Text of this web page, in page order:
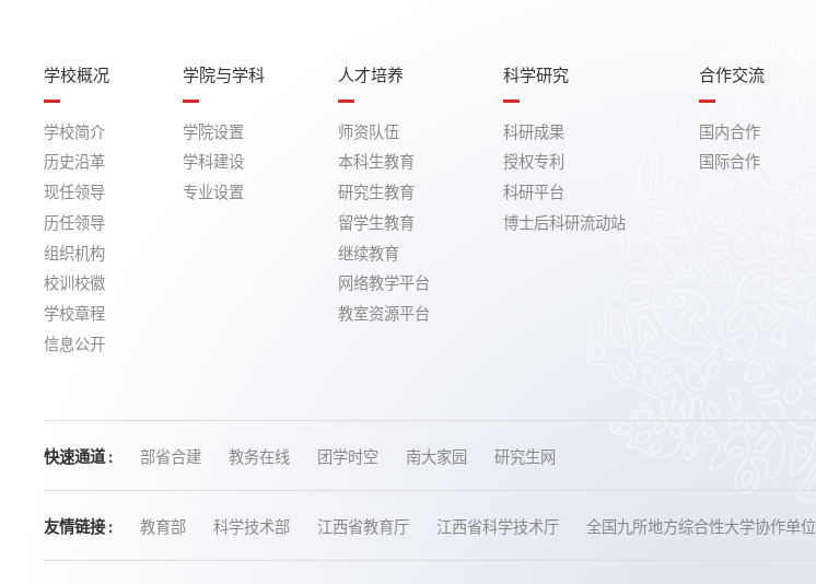
学校概况
学校简介
历史沿革
现任领导
历任领导
组织机构
校训校徽
学校章程
信息公开
学院与学科
学院设置
学科建设
专业设置
人才培养
师资队伍
本科生教育
研究生教育
留学生教育
继续教育
网络教学平台
教室资源平台
科学研究
科研成果
授权专利
科研平台
博士后科研流动站
合作交流
国内合作
国际合作
快速通道 : 部省合建 教务在线 团学时空 南大家园 研究生网
友情链接 : 教育部 科学技术部 江西省教育厅 江西省科学技术厅 全国九所地方综合性大学协作单位